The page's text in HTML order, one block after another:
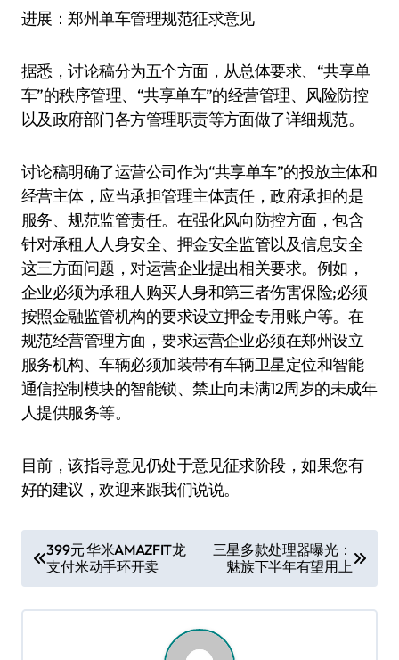
进展：郑州单车管理规范征求意见
据悉，讨论稿分为五个方面，从总体要求、“共享单
车”的秩序管理、“共享单车”的经营管理、风险防控
以及政府部门各方管理职责等方面做了详细规范。
讨论稿明确了运营公司作为“共享单车”的投放主体和
经营主体，应当承担管理主体责任，政府承担的是
服务、规范监管责任。在强化风向防控方面，包含
针对承租人人身安全、押金安全监管以及信息安全
这三方面问题，对运营企业提出相关要求。例如，
企业必须为承租人购买人身和第三者伤害保险;必须
按照金融监管机构的要求设立押金专用账户等。在
规范经营管理方面，要求运营企业必须在郑州设立
服务机构、车辆必须加装带有车辆卫星定位和智能
通信控制模块的智能锁、禁止向未满12周岁的未成年
人提供服务等。
目前，该指导意见仍处于意见征求阶段，如果您有
好的建议，欢迎来跟我们说说。
章
导
399元 华米AMAZFIT龙
支付米动手环开卖
三星多款处理器曝光：
魅族下半年有望用上